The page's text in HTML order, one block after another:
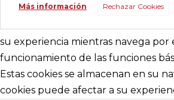
Más información Rechazar Cookies
su experiencia mientras navega por
funcionamiento de las funciones
Estas cookies se almacenan en su
cookies puede afectar a su